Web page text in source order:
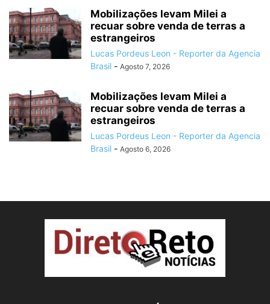
Mobilizações levam Milei a
recuar sobre venda de terras a
estrangeiros
Lucas Pordeus Leon - Reporter da Agencia
Brasil - Agosto 7, 2026
Mobilizações levam Milei a
recuar sobre venda de terras a
estrangeiros
Lucas Pordeus Leon - Reporter da Agencia
Brasil - Agosto 6, 2026